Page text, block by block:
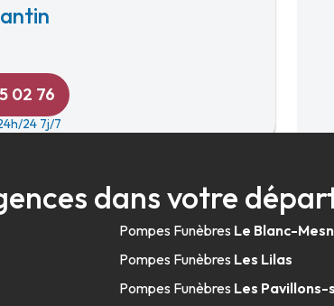
02 76
24 7j/7
dans votre
Pompes Funèbres Le Blanc-
Pompes Funèbres Les Lilas
Pompes Funèbres Les Pavillons-